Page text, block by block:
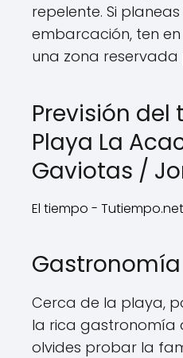
repelente. Si
embarcación, ten
una zona
Previsión del
Playa La
Gaviotas /
El tiempo - Tutiempo.net
Cerca de la playa,
la rica gastronomía
olvides probar la